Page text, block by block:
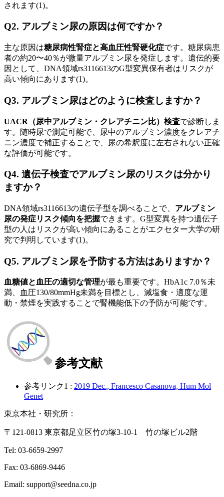
されます(1)。
Q2. アルブミン尿の原因は何ですか？
主な原因は糖尿病性腎症と高血圧性腎硬化症です。糖尿病患
者の約20〜40％が微量アルブミン尿を発症します。遺伝的要
因として、DNA領域rs3116613のG型変異保有者はリスクが
高い傾向にあります(1)。
Q3. アルブミン尿はどのように検査しますか？
UACR（尿中アルブミン・クレアチニン比）検査で診断しま
す。随時尿で測定可能で、尿中のアルブミン濃度をクレアチ
ニン濃度で補正することで、尿の希釈度に左右されない正確
な評価が可能です。
Q4. 遺伝子検査でアルブミン尿のリスクは分かり
ますか？
DNA領域rs3116613の遺伝子型を調べることで、 アルブミン
尿の発症リスク傾向を把握できます。G型変異を持つ遺伝子
型の人はリスクが高い傾向にあることがエクセター大学の研
究で判明しています(1)。
Q5. アルブミン尿を予防する方法はありますか？
血糖値と血圧の適切な管理が最も重要です。HbA1c 7.0％未
満、血圧130/80mmHg未満を目標とし、減塩食・適度な運
動・禁煙を実践することで腎機能低下の予防が可能です。
参考文献
参考リンク1 : 2019 Dec., Francesco Casanova, Hum Mol
Genet
東京本社・研究所：
〒121-0813 東京都足立区竹の塚3-10-1 竹の塚ビル2階
Tel: 03-6659-2997
Fax: 03-6869-9446
Email: support@seedna.co.jp